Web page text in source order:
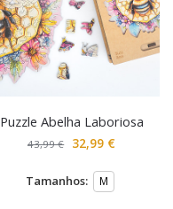
Puzzle Abelha Laboriosa
43,99€ 32,99 €
Tamanhos: M